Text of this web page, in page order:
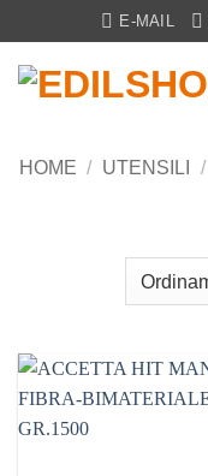
ai
contenuti
E-MAIL
HOME / UTENSILI /